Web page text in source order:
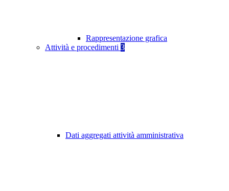
Rappresentazione grafica
Attività e procedimenti 3
Dati aggregati attività amministrativa